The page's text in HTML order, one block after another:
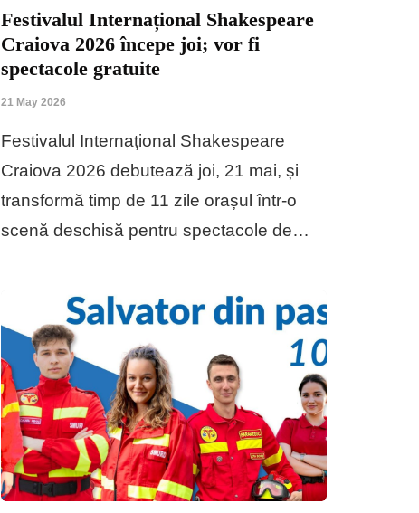
Festivalul Internațional Shakespeare
Craiova 2026 începe joi; vor fi
spectacole gratuite
21 May 2026
Festivalul Internațional Shakespeare
Craiova 2026 debutează joi, 21 mai, și
transformă timp de 11 zile orașul într-o
scenă deschisă pentru spectacole de…